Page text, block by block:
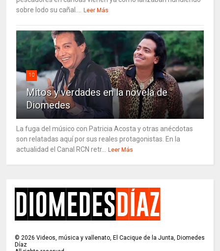
sobre lodo su cañal....
Leer Más
10
Mitos y verdades en la novela de
Diomedes
La fuga del músico con Patricia Acosta y otras anécdotas
son relatadas aquí por sus reales protagonistas. En la
actualidad el Canal RCN retr...
Leer Más
©2026 Videos, música y vallenato, El Cacique de la Junta, Diomedes
Díaz